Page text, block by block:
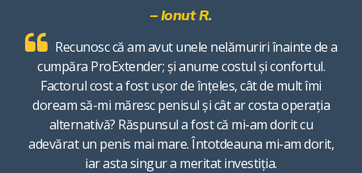
– Ionut R.
Recunosc că am avut unele nelămuriri înainte de a
cumpăra ProExtender; și anume costul și confortul.
Factorul cost a fost ușor de înțeles, cât de mult îmi
doream să-mi măresc penisul și cât ar costa operația
alternativă? Răspunsul a fost că mi-am dorit cu
adevărat un penis mai mare. Întotdeauna mi-am dorit,
iar asta singur a meritat investiția.